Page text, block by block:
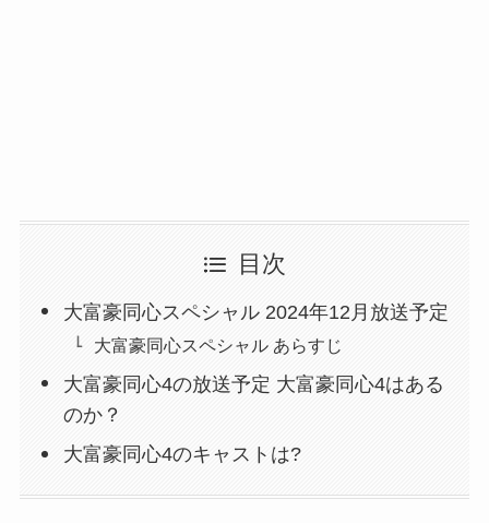
目次
大富豪同心スペシャル 2024年12月放送予定
大富豪同心スペシャル あらすじ
大富豪同心4の放送予定 大富豪同心4はある
のか？
大富豪同心4のキャストは?